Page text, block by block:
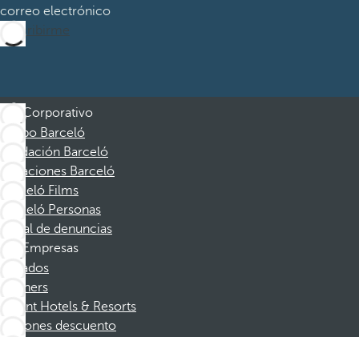
correo electrónico
Suscribirme
Corporativo
Grupo Barceló
Fundación Barceló
Vacaciones Barceló
Barceló Films
Barceló Personas
Canal de denuncias
Empresas
Afiliados
Partners
Dorint Hotels & Resorts
Cupones descuento